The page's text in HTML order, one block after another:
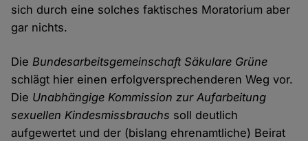
sich durch eine solches faktisches Moratorium aber
gar nichts.
DieBundesarbeitsgemeinschaft Säkulare Grüne
schlägt hier einen erfolgversprechenderen Weg vor.
Die Unabhängige Kommission zur Aufarbeitung
sexuellen Kindesmissbrauchs soll deutlich
aufgewertet und der (bislang ehrenamtliche) Beirat